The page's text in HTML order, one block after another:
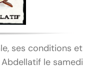
ses conditions et
le samedi